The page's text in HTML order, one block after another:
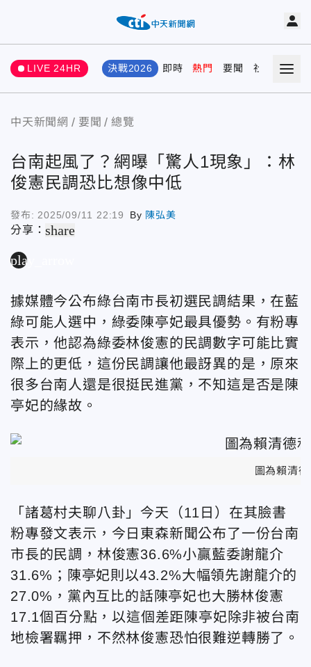
LIVE 24HR 決戰2026 即時 熱門 要聞 社會 娛樂
中天新聞網 要聞 總覽
台南起風了？網曝「驚人1現象」：林
俊憲民調恐比想像中低
發布: 2025/09/11 22:19 By 陳弘美
分享：share
play_arrow
據媒體今公布綠台南市長初選民調結果，在藍
綠可能人選中，綠委陳亭妃最具優勢。有粉專
表示，他認為綠委林俊憲的民調數字可能比實
際上的更低，這份民調讓他最訝異的是，原來
很多台南人還是很挺民進黨，不知這是否是陳
亭妃的緣故。
圖為賴清
「諸葛村夫聊八卦」今天（11日）在其臉書
粉專發文表示，今日東森新聞公布了一份台南
市長的民調，林俊憲36.6%小贏藍委謝龍介
31.6%；陳亭妃則以43.2%大幅領先謝龍介的
27.0%，黨內互比的話陳亭妃也大勝林俊憲
17.1個百分點，以這個差距陳亭妃除非被台南
地檢署羈押，不然林俊憲恐怕很難逆轉勝了。